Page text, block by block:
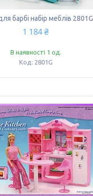
барбі набір меблів 2801G
1 184 ₴
В наявності 1 од.
2801G